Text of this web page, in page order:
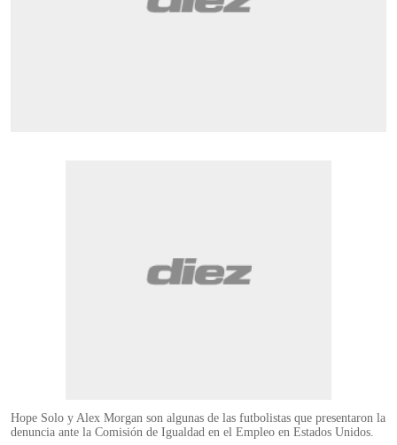
Hope Solo y Alex Morgan son algunas de las futbolistas que presentaron la
denuncia ante la Comisión de Igualdad en el Empleo en Estados Unidos.